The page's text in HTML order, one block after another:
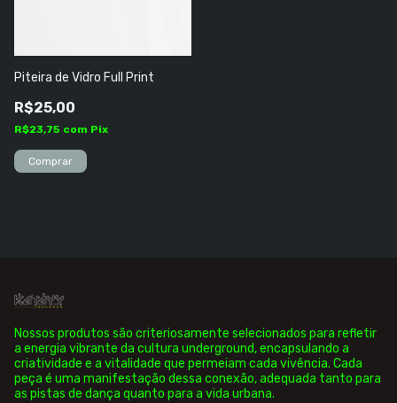
Piteira de Vidro Full Print
R$25,00
R$23,75 com Pix
Nossos produtos são criteriosamente selecionados para refletir
a energia vibrante da cultura underground, encapsulando a
criatividade e a vitalidade que permeiam cada vivência. Cada
peça é uma manifestação dessa conexão, adequada tanto para
as pistas de dança quanto para a vida urbana.